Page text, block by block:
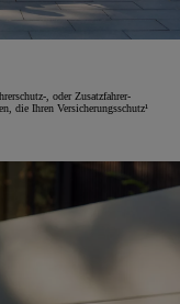
, oder Zusatzfahrer-
die Ihren Versicherungsschutz¹